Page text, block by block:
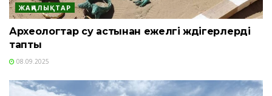
ЖАҢАЛЫҚТАР
Археологтар су астынан ежелгі жәдігерлерді
тапты
08.09.2025